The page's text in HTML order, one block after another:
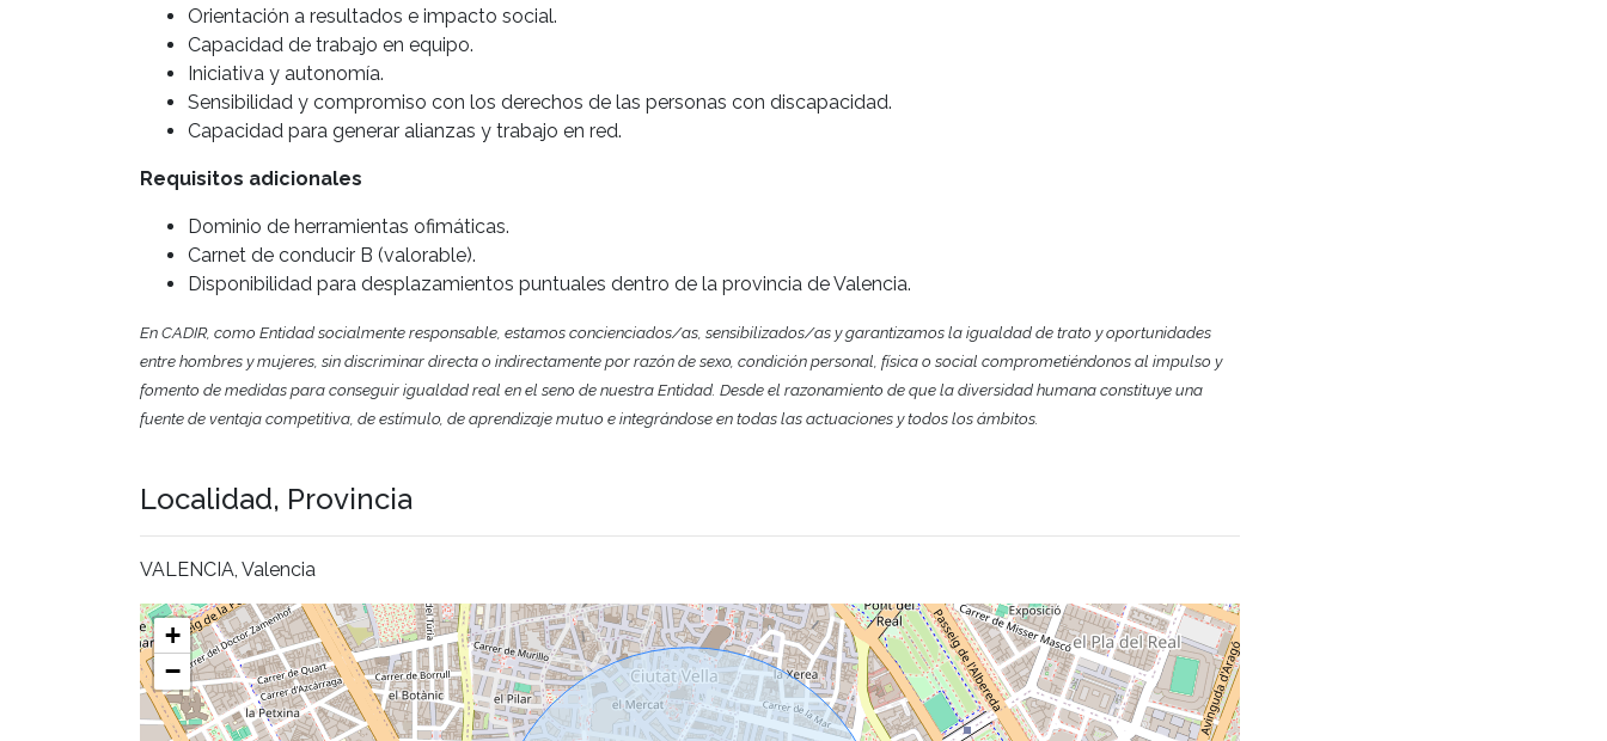
Orientación a resultados e impacto social.
Capacidad de trabajo en equipo.
Iniciativa y autonomía.
Sensibilidad y compromiso con los derechos de las personas con discapacidad.
Capacidad para generar alianzas y trabajo en red.
Requisitos adicionales
Dominio de herramientas ofimáticas.
Carnet de conducir B (valorable).
Disponibilidad para desplazamientos puntuales dentro de la provincia de Valencia.
En CADIR, como Entidad socialmente responsable, estamos concienciados/as, sensibilizados/as y garantizamos la igualdad de trato y oportunidades
entre hombres y mujeres, sin discriminar directa o indirectamente por razón de sexo, condición personal, física o social comprometiéndonos al impulso y
fomento de medidas para conseguir igualdad real en el seno de nuestra Entidad. Desde el razonamiento de que la diversidad humana constituye una
fuente de ventaja competitiva, de estímulo, de aprendizaje mutuo e integrándose en todas las actuaciones y todos los ámbitos.
Localidad, Provincia
VALENCIA, Valencia
+
−